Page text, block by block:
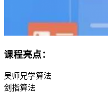
课程亮点：
吴师兄学算法
剑指算法